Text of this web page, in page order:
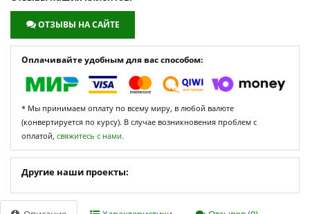
ОТЗЫВЫ НА САЙТЕ
Оплачивайте удобным для вас способом:
* Мы принимаем оплату по всему миру, в любой валюте
(конвертируется по курсу). В случае возникновения проблем с
оплатой, свяжитесь с нами.
Другие наши проекты: